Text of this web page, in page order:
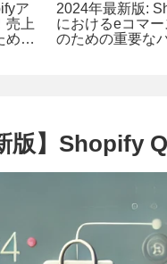
ア
売上
めの
2024年最新版:
におけるeコマ
のための重要な
版】Shopify